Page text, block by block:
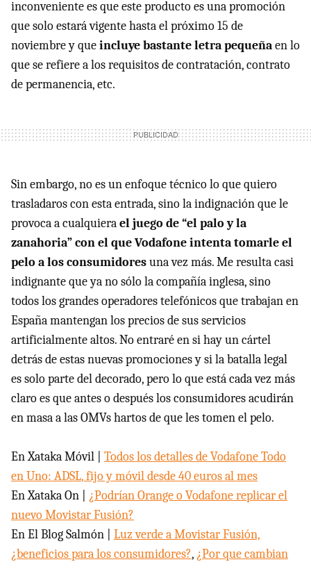
inconveniente es que este producto es una promoción
que solo estará vigente hasta el próximo 15 de
noviembre y queincluye bastante letra pequeñaen lo
que se refiere a los requisitos de contratación, contrato
de permanencia, etc.
Sin embargo, no es un enfoque técnico lo que quiero
trasladaros con esta entrada, sino la indignación que le
provoca a cualquierael juego de “el palo y la
zanahoria” con el que Vodafone intenta tomarle el
pelo a los consumidoresuna vez más. Me resulta casi
indignante que ya no sólo la compañía inglesa, sino
todos los grandes operadores telefónicos que trabajan en
España mantengan los precios de sus servicios
artificialmente altos. No entraré en si hay un cártel
detrás de estas nuevas promociones y si la batalla legal
es solo parte del decorado, pero lo que está cada vez más
claro es que antes o después los consumidores acudirán
en masa a lasOMVs hartos de que les tomen el pelo.
En Xataka Móvil | Todos los detalles de Vodafone Todo
en Uno: ADSL, fijo y móvil desde 40 euros al mes
En Xataka On | ¿Podrían Orange o Vodafone replicar el
nuevo Movistar Fusión?
En El Blog Salmón | Luz verde a Movistar Fusión,
¿beneficios para los consumidores?, ¿Por que cambian